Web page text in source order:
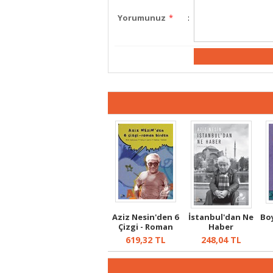
Yorumunuz * :
Aziz Nesin'den 6
Çizgi - Roman
Birden
619,32TL
İstanbul'dan Ne
Haber
248,04TL